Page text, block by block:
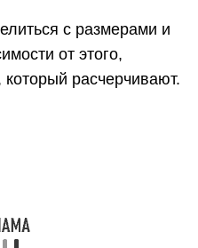
с размерами и
от этого,
расчерчивают.